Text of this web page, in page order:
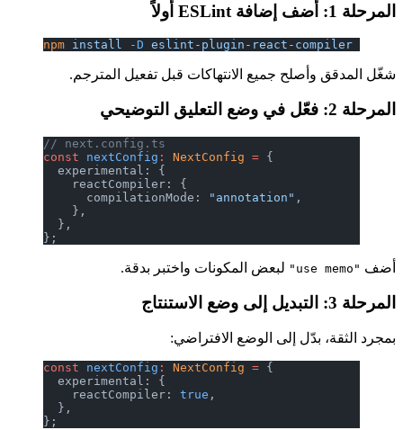
المرحلة 1: أضف إضافة ESLint أولاً
npm install -D eslint-plugin-react-compiler
شغّل المدقق وأصلح جميع الانتهاكات قبل تفعيل المترجم.
المرحلة 2: فعّل في وضع التعليق التوضيحي
// next.config.ts
const nextConfig NextConfig = {
  experimental: {
    reactCompiler: {
      compilationMode:
"annotation"
    },
  },
};
أضف "use memo" لبعض المكونات واختبر بدقة.
المرحلة 3: التبديل إلى وضع الاستنتاج
بمجرد الثقة، بدّل إلى الوضع الافتراضي:
const nextConfig NextConfig = {
  experimental: {
    reactCompiler:
true
  },
};